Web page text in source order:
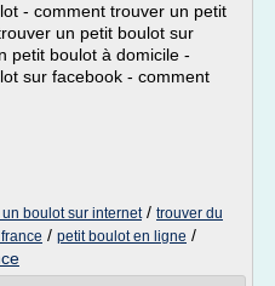
- comment trouver un petit
un petit boulot sur
petit boulot à domicile -
sur facebook - comment
boulot sur internet/ trouver du
/ petit boulot en ligne /